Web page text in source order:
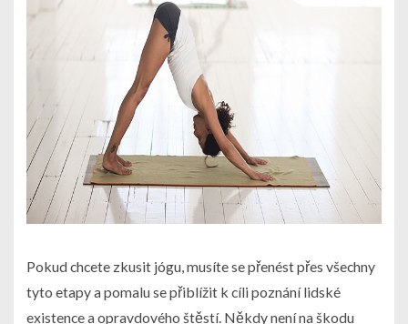
Pokud chcete zkusit jógu, musíte se přenést přes všechny
tyto etapy a pomalu se přiblížit k cíli poznání lidské
existence a opravdového štěstí. Někdy není na škodu